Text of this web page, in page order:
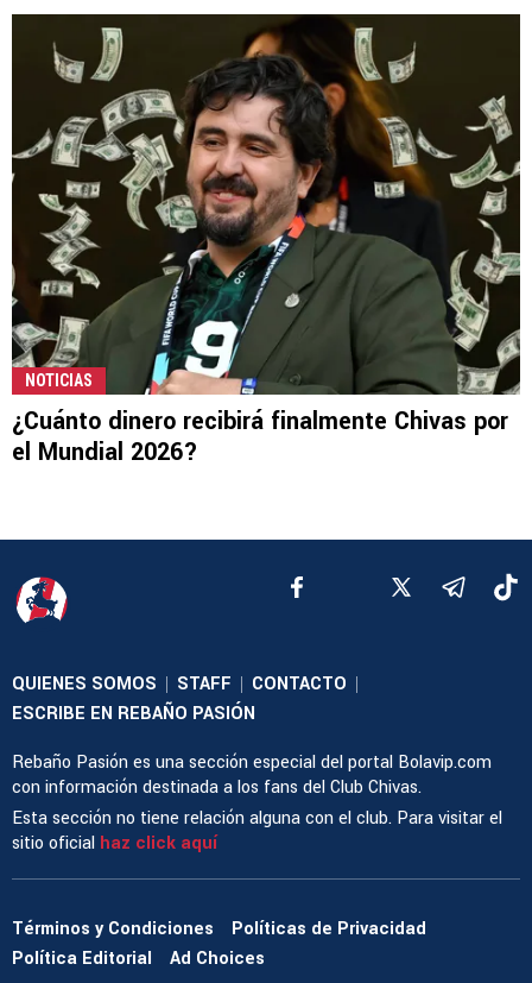
NOTICIAS
¿Cuánto dinero recibirá finalmente Chivas por
el Mundial 2026?
QUIENES SOMOS | STAFF | CONTACTO |
ESCRIBE EN REBAÑO PASIÓN
Rebaño Pasión es una sección especial del portal Bolavip.com
con información destinada a los fans del Club Chivas.
Esta sección no tiene relación alguna con el club. Para visitar el
sitio oficial haz click aquí
Términos y Condiciones
Políticas de Privacidad
Política Editorial
Ad Choices